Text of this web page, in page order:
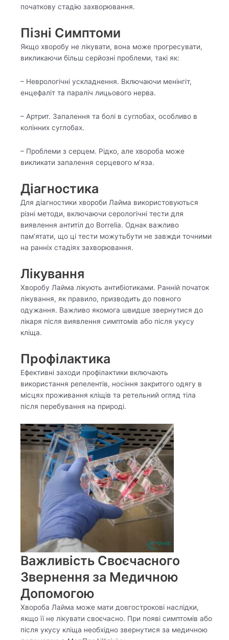
початкову стадію захворювання.
Пізні Симптоми
Якщо хворобу не лікувати, вона може прогресувати,
викликаючи більш серйозні проблеми, такі як:
– Неврологічні ускладнення. Включаючи менінгіт,
енцефаліт та параліч лицьового нерва.
– Артрит. Запалення та болі в суглобах, особливо в
колінних суглобах.
– Проблеми з серцем. Рідко, але хвороба може
викликати запалення серцевого м’яза.
Діагностика
Для діагностики хвороби Лайма використовуються
різні методи, включаючи серологічні тести для
виявлення антитіл до Borrelia. Однак важливо
пам’ятати, що ці тести можутьбути не завжди точними
на ранніх стадіях захворювання.
Лікування
Хворобу Лайма лікують антибіотиками. Ранній початок
лікування, як правило, призводить до повного
одужання. Важливо якомога швидше звернутися до
лікаря після виявлення симптомів або після укусу
кліща.
Профілактика
Ефективні заходи профілактики включають
використання репелентів, носіння закритого одягу в
місцях проживання кліщів та ретельний огляд тіла
після перебування на природі.
Важливість Своєчасного
Звернення за Медичною
Допомогою
Хвороба Лайма може мати довгострокові наслідки,
якщо її не лікувати своєчасно. При появі симптомів або
після укусу кліща необхідно звернутися за медичною